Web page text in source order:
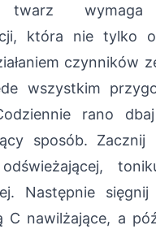
twarz wymaga
która nie tylko
czynników
wszystkim
rano
sposób. Zacznij
odświeżającej,
Następnie
C nawilżające, a